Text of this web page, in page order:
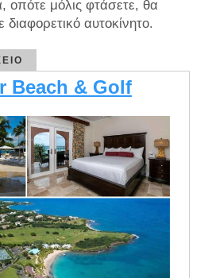
οπότε μόλις φτάσετε, θα
διαφορετικό αυτοκίνητο.
Beach & Golf